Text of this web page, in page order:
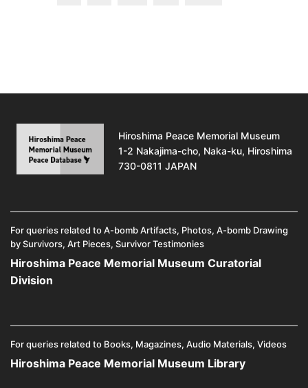
Hiroshima Peace Memorial Museum
1-2 Nakajima-cho, Naka-ku, Hiroshima
730-0811 JAPAN
For queries related to A-bomb Artifacts, Photos, A-bomb Drawing
by Survivors, Art Pieces, Survivor Testimonies
Hiroshima Peace Memorial Museum Curatorial
Division
For queries related to Books, Magazines, Audio Materials, Videos
Hiroshima Peace Memorial Museum Library